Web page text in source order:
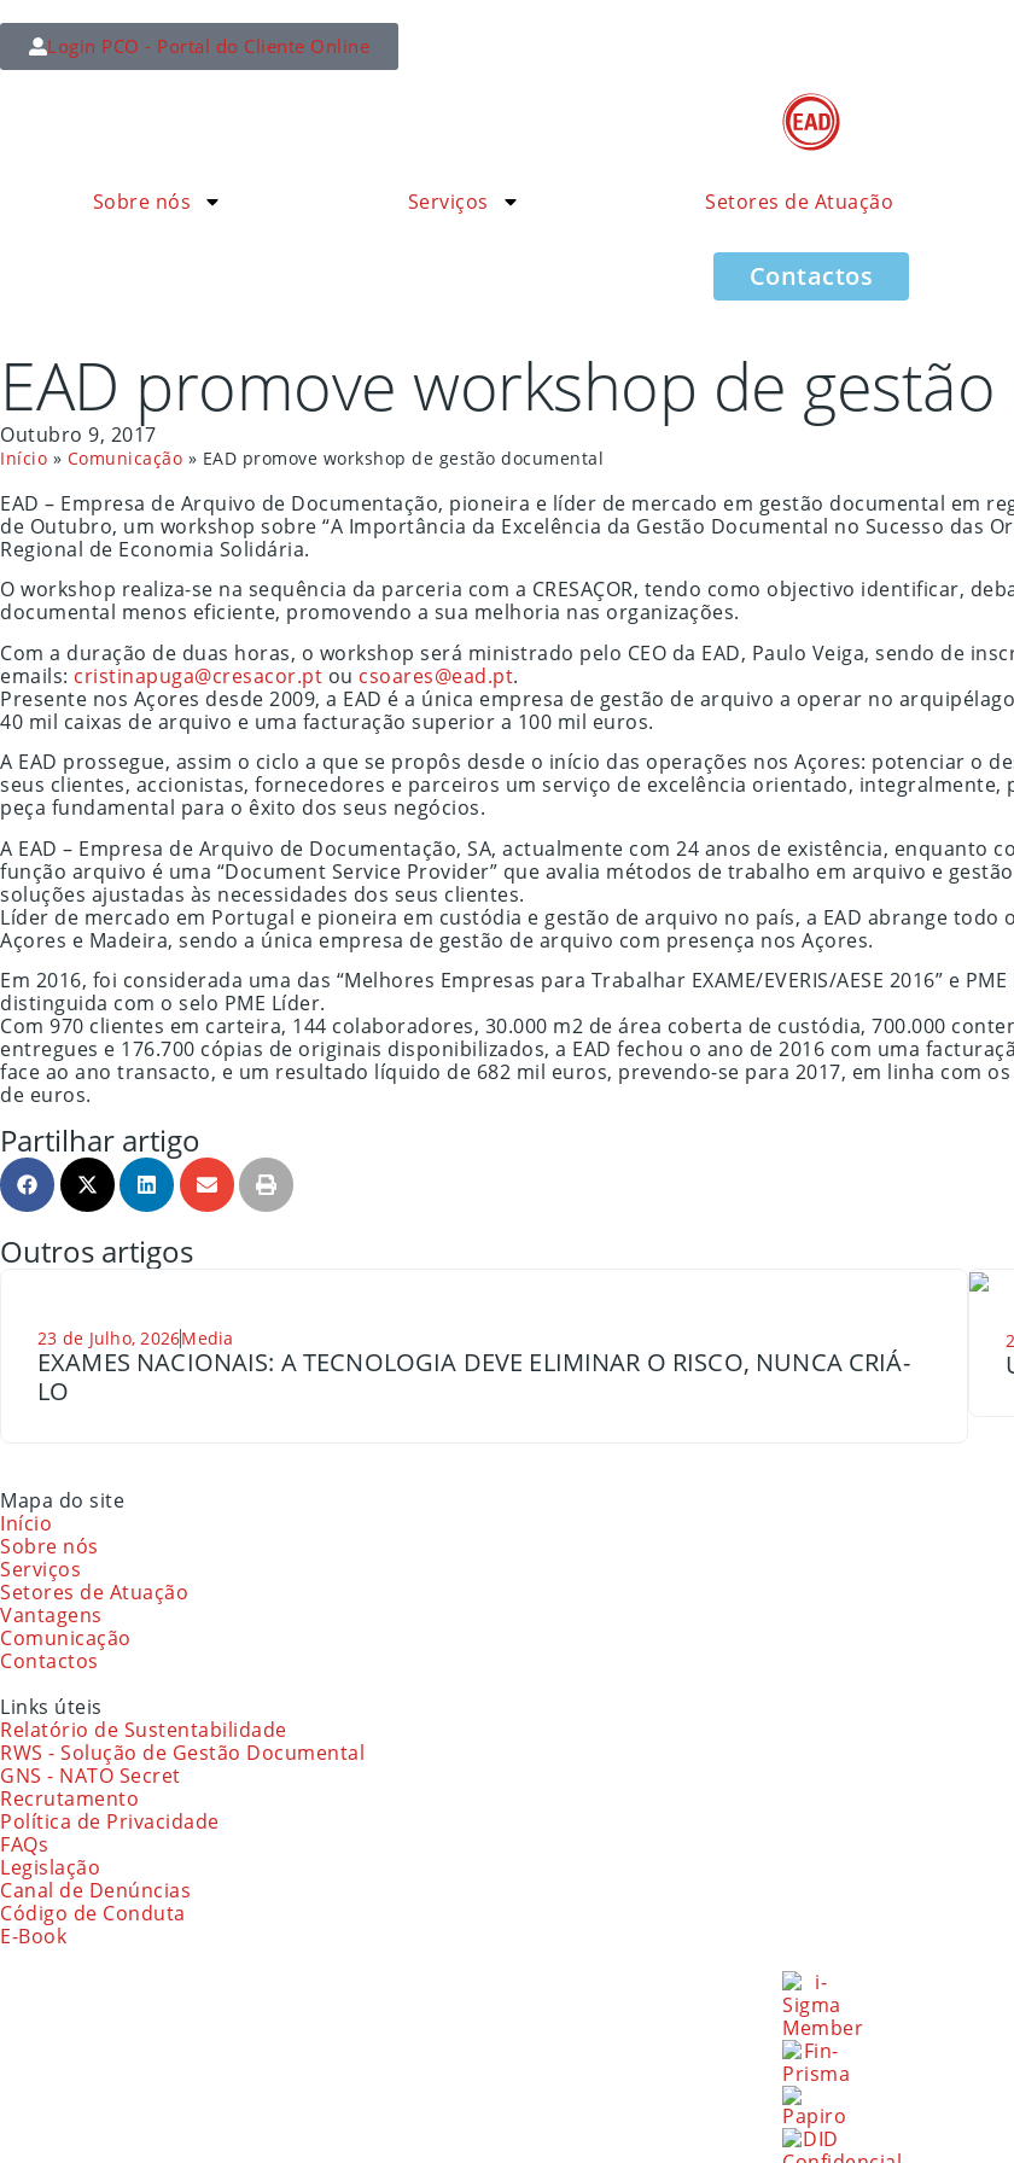
Login PCO - Portal do Cliente Online
Sobre nós Serviços Setores de Atuação
Contactos
EAD promove workshop de
Outubro 9, 2017
Início » Comunicação » EAD promove workshop de gestão documental
EAD – Empresa de Arquivo de Documentação, pioneira e líder de mercado em gestão documental em
de Outubro, um workshop sobre “A Importância da Excelência da Gestão Documental no Sucesso das
Regional de Economia Solidária.
O workshop realiza-se na sequência da parceria com a CRESAÇOR, tendo como objectivo identificar,
documental menos eficiente, promovendo a sua melhoria nas organizações.
Com a duração de duas horas, o workshop será ministrado pelo CEO da EAD, Paulo Veiga, sendo de
emails: cristinapuga@cresacor.pt ou csoares@ead.pt.
Presente nos Açores desde 2009, a EAD é a única empresa de gestão de arquivo a operar no
40 mil caixas de arquivo e uma facturação superior a 100 mil euros.
A EAD prossegue, assim o ciclo a que se propôs desde o início das operações nos Açores: potenciar o
seus clientes, accionistas, fornecedores e parceiros um serviço de excelência orientado,
peça fundamental para o êxito dos seus negócios.
A EAD – Empresa de Arquivo de Documentação, SA, actualmente com 24 anos de existência, enquanto
função arquivo é uma “Document Service Provider” que avalia métodos de trabalho em arquivo e
soluções ajustadas às necessidades dos seus clientes.
Líder de mercado em Portugal e pioneira em custódia e gestão de arquivo no país, a EAD abrange
Açores e Madeira, sendo a única empresa de gestão de arquivo com presença nos Açores.
Em 2016, foi considerada uma das “Melhores Empresas para Trabalhar EXAME/EVERIS/AESE 2016” e
distinguida com o selo PME Líder.
Com 970 clientes em carteira, 144 colaboradores, 30.000 m2 de área coberta de custódia, 700.000
entregues e 176.700 cópias de originais disponibilizados, a EAD fechou o ano de 2016 com uma
face ao ano transacto, e um resultado líquido de 682 mil euros, prevendo-se para 2017, em linha com
de euros.
Partilhar artigo
Outros artigos
23 de Julho, 2026Media
EXAMES NACIONAIS: A TECNOLOGIA DEVE ELIMINAR O RISCO, NUNCA CRIÁ-
LO
Mapa do site
Início
Sobre nós
Serviços
Setores de Atuação
Vantagens
Comunicação
Contactos
Links úteis
Relatório de Sustentabilidade
RWS - Solução de Gestão Documental
GNS - NATO Secret
Recrutamento
Política de Privacidade
FAQs
Legislação
Canal de Denúncias
Código de Conduta
E-Book